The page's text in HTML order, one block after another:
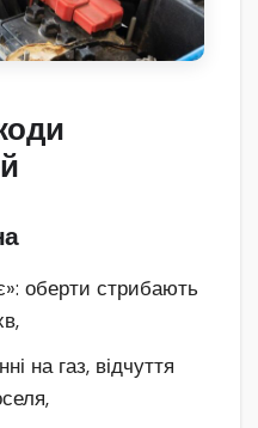
оберти стрибають
на газ, відчуття